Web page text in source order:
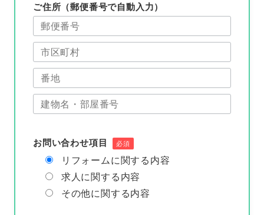
ご住所（郵便番号で自動入力）
お問い合わせ項目 必須
リフォームに関する内容
求人に関する内容
その他に関する内容